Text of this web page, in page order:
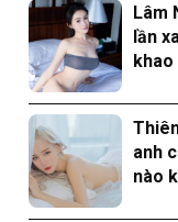
Lâm
lần
khao
anh
nào